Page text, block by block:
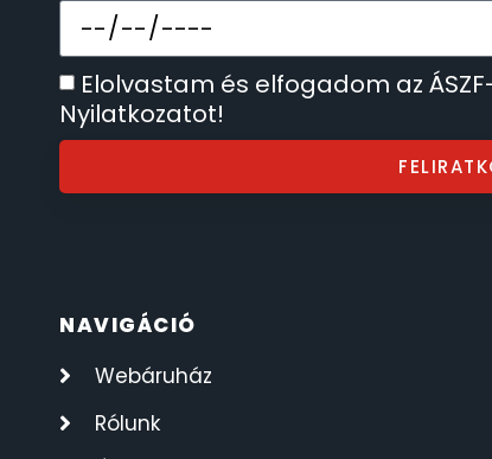
Elolvastam és elfogadom az
Nyilatkozatot!
NAVIGÁCIÓ
Webáruház
Rólunk
SENCOR
SZÍJAK